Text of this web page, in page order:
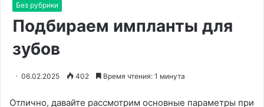
Без рубрики
Подбираем импланты для
зубов
06.02.2025 402 Время чтения: 1 минута
Отлично, давайте рассмотрим основные параметры при